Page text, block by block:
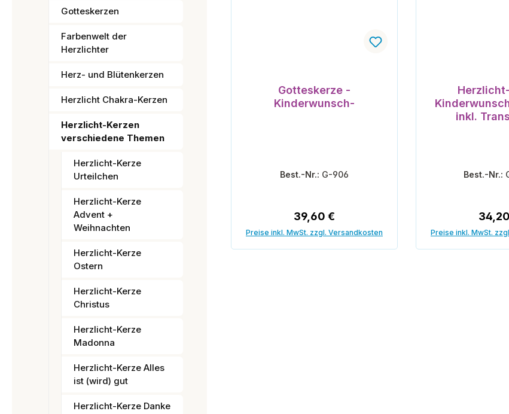
Gotteskerzen
Farbenwelt der
Herzlichter
Herz- und Blütenkerzen
Herzlicht Chakra-Kerzen
Herzlicht-Kerzen
verschiedene Themen
Herzlicht-Kerze
Urteilchen
Herzlicht-Kerze
Advent +
Weihnachten
Herzlicht-Kerze
Ostern
Herzlicht-Kerze
Christus
Herzlicht-Kerze
Madonna
Herzlicht-Kerze Alles
ist (wird) gut
Herzlicht-Kerze Danke
Gotteskerze -
Kinderwunsch-
Best.-Nr.: G-906
Regulärer Preis:
39,60 €
Preise inkl. MwSt. zzgl. Versandkosten
inkl.
Best.-Nr.:
Preise inkl. MwSt.